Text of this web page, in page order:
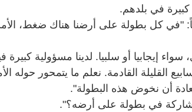
في بلدهم.
"في كل بطولة على أرضنا هناك ضغط،
إيجابيا أو سلبيا. لدينا مسؤولية كبيرة
القليلة القادمة. نعلم ما يتمحور حوله
أن نخوض هذه البطولة".
في بطولة على أرضه؟".